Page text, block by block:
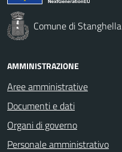
Comune di Stanghella
AMMINISTRAZIONE
Aree amministrative
Documenti e dati
Organi di governo
Personale amministrativo